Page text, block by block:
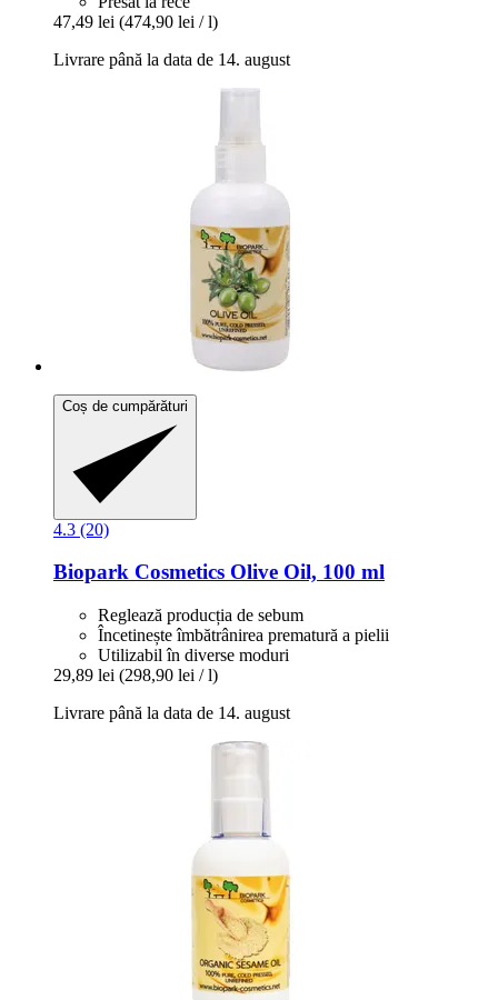
47,49 lei (474,90 lei / l)
Livrare până la data de 14. august
Coș de cumpărături
4.3 (20)
Biopark Cosmetics Olive Oil, 100 ml
Reglează producția de sebum
Încetinește îmbătrânirea prematură a pielii
Utilizabil în diverse moduri
29,89 lei (298,90 lei / l)
Livrare până la data de 14. august